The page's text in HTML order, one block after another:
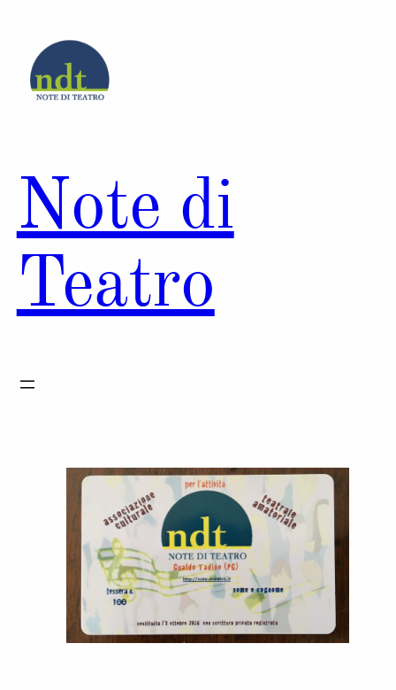
contenuto
Note di
Teatro